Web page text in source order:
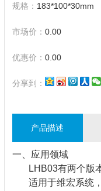
规格： 183*100*30mm
市场价： 0.00
优惠价： 0.00
分享到：
产品描述
一、应用领域
LHB03有两个版
适用于维宏系统，